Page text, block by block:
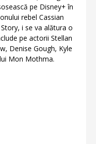
pe Disney+ în
rebel Cassian
i se va alătura o
pe actorii Stellan
Denise Gough, Kyle
Mon Mothma.